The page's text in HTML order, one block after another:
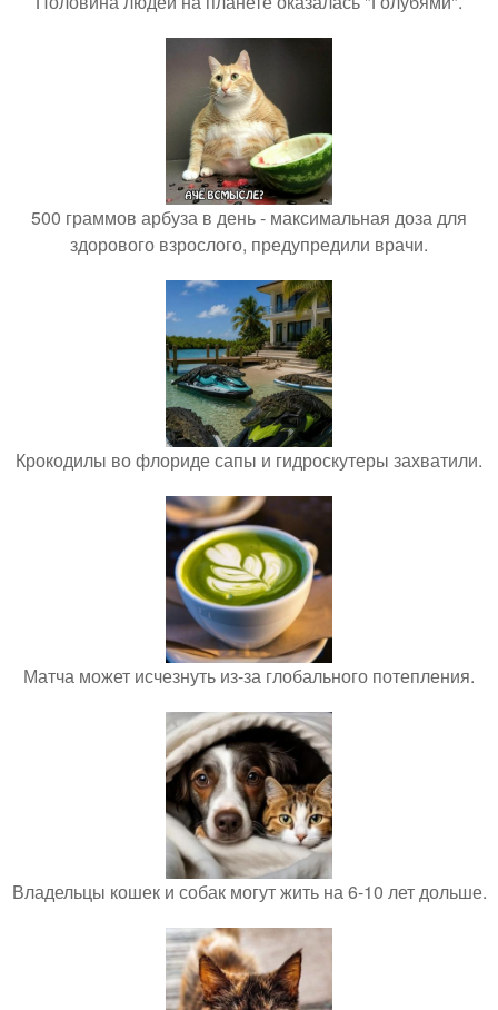
500 граммов арбуза в день - максимальная доза для
здорового взрослого, предупредили врачи.
Крокодилы во флориде сапы и гидроскутеры захватили.
Матча может исчезнуть из-за глобального потепления.
Владельцы кошек и собак могут жить на 6-10 лет дольше.